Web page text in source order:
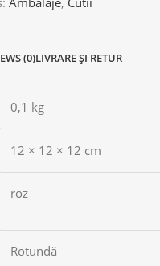
(0)LIVRARE ȘI RETUR
0,1 kg
12 × 12 × 12 cm
roz
Rotundă